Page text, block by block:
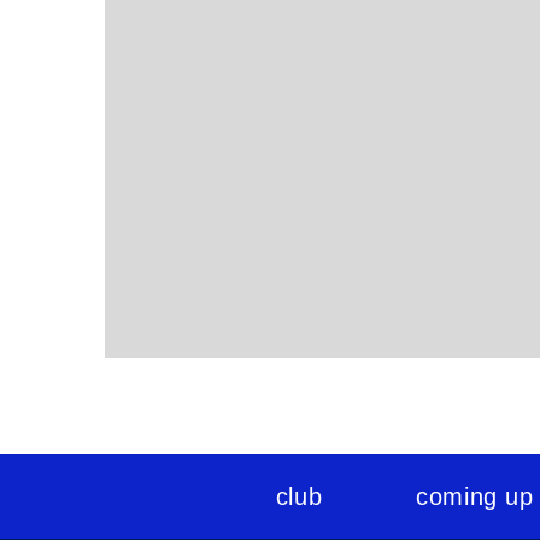
club coming up